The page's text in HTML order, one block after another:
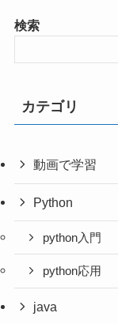
検索
カテゴリ
動画で学習
Python
python入門
python応用
java